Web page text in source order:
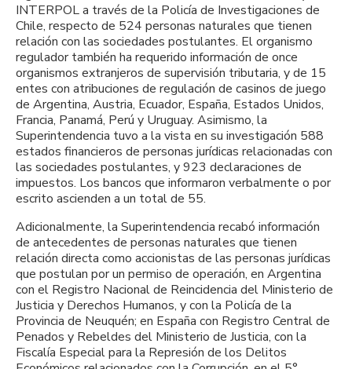
INTERPOL a través de la Policía de Investigaciones de
Chile, respecto de 524 personas naturales que tienen
relación con las sociedades postulantes. El organismo
regulador también ha requerido información de once
organismos extranjeros de supervisión tributaria, y de 15
entes con atribuciones de regulación de casinos de juego
de Argentina, Austria, Ecuador, España, Estados Unidos,
Francia, Panamá, Perú y Uruguay. Asimismo, la
Superintendencia tuvo a la vista en su investigación 588
estados financieros de personas jurídicas relacionadas con
las sociedades postulantes, y 923 declaraciones de
impuestos. Los bancos que informaron verbalmente o por
escrito ascienden a un total de 55.
Adicionalmente, la Superintendencia recabó información
de antecedentes de personas naturales que tienen
relación directa como accionistas de las personas jurídicas
que postulan por un permiso de operación, en Argentina
con el Registro Nacional de Reincidencia del Ministerio de
Justicia y Derechos Humanos, y con la Policía de la
Provincia de Neuquén; en España con Registro Central de
Penados y Rebeldes del Ministerio de Justicia, con la
Fiscalía Especial para la Represión de los Delitos